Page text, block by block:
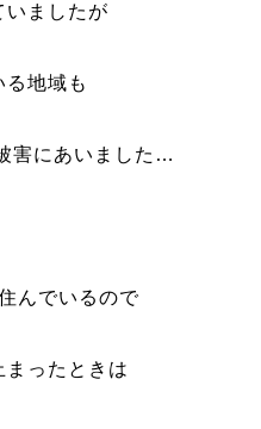
いましたが
る地域も
害にあいました…
んでいるので
まったときは